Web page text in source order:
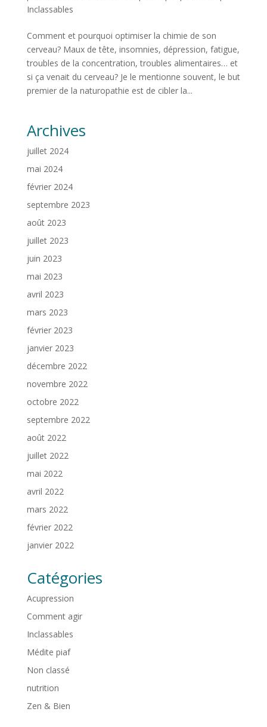
Inclassables
Comment et pourquoi optimiser la chimie de son
cerveau? Maux de tête, insomnies, dépression, fatigue,
troubles de la concentration, troubles alimentaires… et
si ça venait du cerveau? Je le mentionne souvent, le but
premier de la naturopathie est de cibler la...
Archives
juillet 2024
mai 2024
février 2024
septembre 2023
août 2023
juillet 2023
juin 2023
mai 2023
avril 2023
mars 2023
février 2023
janvier 2023
décembre 2022
novembre 2022
octobre 2022
septembre 2022
août 2022
juillet 2022
mai 2022
avril 2022
mars 2022
février 2022
janvier 2022
Catégories
Acupression
Comment agir
Inclassables
Médite piaf
Non classé
nutrition
Zen & Bien